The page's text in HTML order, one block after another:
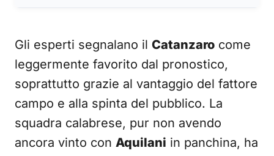
Gli esperti segnalano il Catanzaro come
leggermente favorito dal pronostico,
soprattutto grazie al vantaggio del fattore
campo e alla spinta del pubblico. La
squadra calabrese, pur non avendo
ancora vinto con Aquilani in panchina, ha